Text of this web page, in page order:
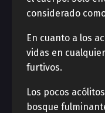
considerado
En cuanto a los
vidas en
furtivos.
Los pocos
bosque